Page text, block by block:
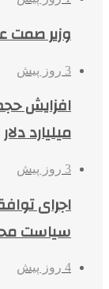
وزیر صمت
3 روز پیش
میلیارد دلار
3 روز پیش
اجرای
سیاست
4 روز پیش